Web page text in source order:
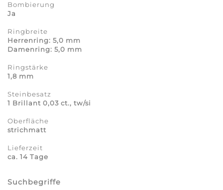
Bombierung
Ja
Ringbreite
Herrenring: 5,0 mm
Damenring: 5,0 mm
Ringstärke
1,8 mm
Steinbesatz
1 Brillant 0,03 ct., tw/si
Oberfläche
strichmatt
Lieferzeit
ca. 14 Tage
Suchbegriffe